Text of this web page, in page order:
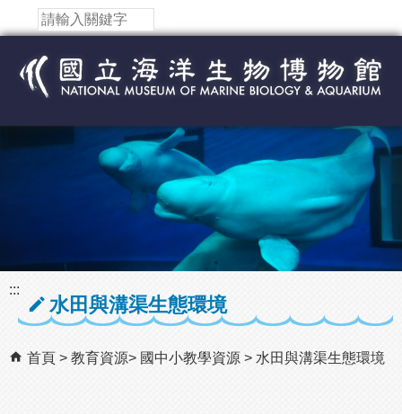
跳到主要內容區塊
:::
水田與溝渠生態環境
首頁 教育資源 國中小教學資源 水田與溝渠生態環境